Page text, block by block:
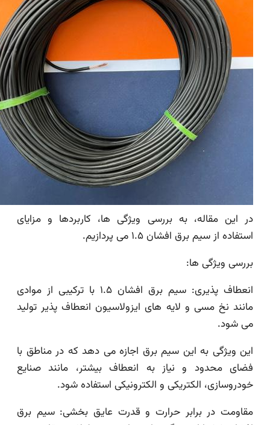
در این مقاله، به بررسی ویژگی ها، کاربردها و مزایای
استفاده از سیم برق افشان ۱.۵ می پردازیم.
بررسی ویژگی ها:
انعطاف پذیری: سیم برق افشان ۱.۵ با ترکیبی از موادی
مانند نخ مسی و لایه های ایزولاسیون انعطاف پذیر تولید
می شود.
این ویژگی به این سیم برق اجازه می دهد که در مناطق با
فضای محدود و نیاز به انعطاف بیشتر، مانند صنایع
خودروسازی، الکتریکی و الکترونیکی استفاده شود.
مقاومت در برابر حرارت و قدرت عایق بخشی: سیم برق